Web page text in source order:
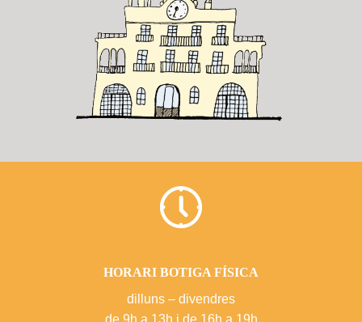
HORARI BOTIGA FÍSICA
dilluns – divendres
de 9h a 13h i de 16h a 19h